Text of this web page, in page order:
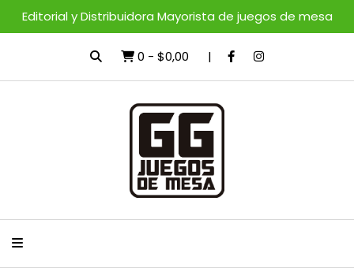
Editorial y Distribuidora Mayorista de juegos de mesa
0 - $0,00